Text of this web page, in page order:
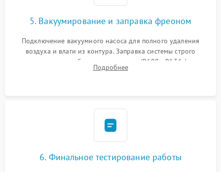
5. Вакуумирование и заправка фреоном
Подключение вакуумного насоса для полного удаления
воздуха и влаги из контура. Заправка системы строго
дозированным объемом хладагента (R600a, R134a) по
электронным весам. Контроль рабочего давления в системе.
Подробнее
6. Финальное тестирование работы